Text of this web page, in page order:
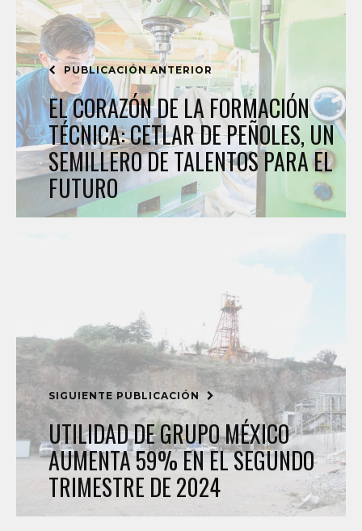
PUBLICACIÓN ANTERIOR
EL CORAZÓN DE LA FORMACIÓN
TÉCNICA: CETLAR DE PEÑOLES, UN
SEMILLERO DE TALENTOS PARA EL
FUTURO
SIGUIENTE PUBLICACIÓN
UTILIDAD DE GRUPO MÉXICO
AUMENTA 59% EN EL SEGUNDO
TRIMESTRE DE 2024